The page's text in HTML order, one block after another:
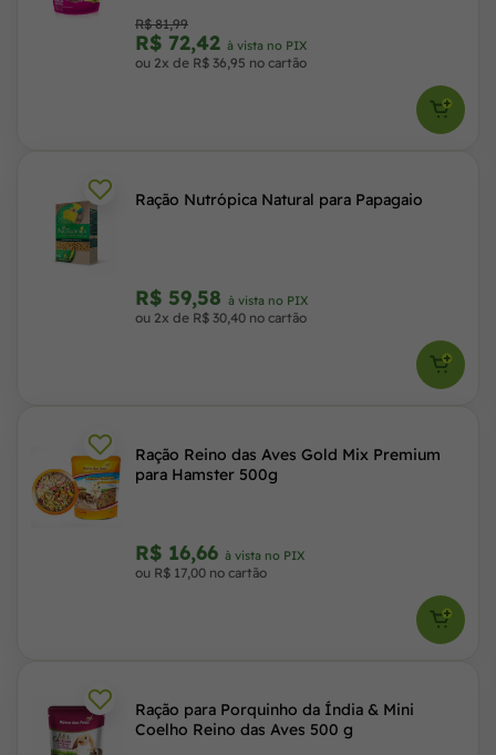
R$ 81,99
R$ 72,42 à vista no PIX
ou 2x de R$ 36,95 no cartão
Ração Nutrópica Natural para Papagaio
R$ 59,58 à vista no PIX
ou 2x de R$ 30,40 no cartão
Ração Reino das Aves Gold Mix Premium
para Hamster 500g
R$ 16,66 à vista no PIX
ou R$ 17,00 no cartão
Ração para Porquinho da Índia & Mini
Coelho Reino das Aves 500 g